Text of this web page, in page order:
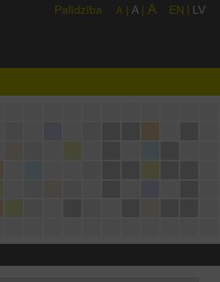
Palīdzība A | A | A EN | LV